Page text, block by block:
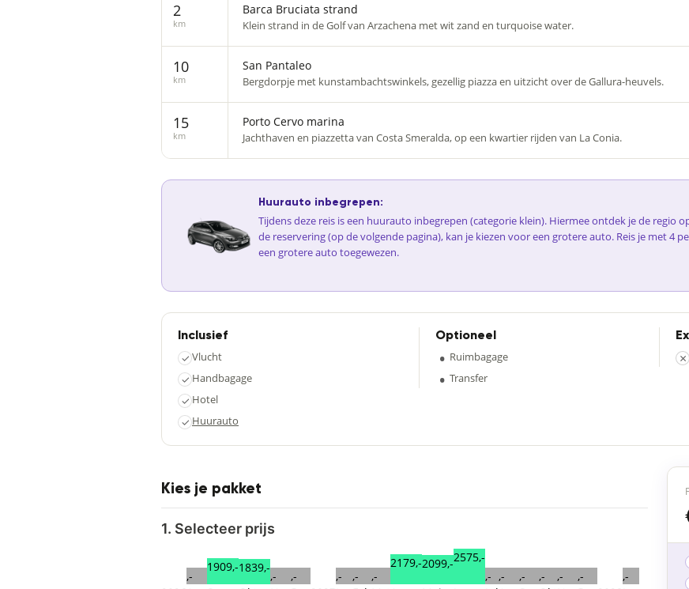
2
km
Barca Bruciata strand
Klein strand in de Golf van Arzachena met wit zand en turquoise water.
10
km
San Pantaleo
Bergdorpje met kunstambachtswinkels, gezellig piazza en uitzicht over de Gallura-heuvels.
15
km
Porto Cervo marina
Jachthaven en piazzetta van Costa Smeralda, op een kwartier rijden van La Conia.
Huurauto inbegrepen:
Tijdens deze reis is een huurauto inbegrepen (categorie klein). Hiermee ontdek je de regio
de reservering (op de volgende pagina), kan je kiezen voor een grotere auto. Reis je met 4
een grotere auto toegewezen.
Inclusief
✓Vlucht
✓ Handbagage
✓ Hotel
✓ Huurauto
Optioneel
• Ruimbagage
• Transfer
×
Kies je pakket
1. Selecteer prijs
,-
1909,-1839,-
,-
,-
,-
,-
,-
2179,-2099,-2575,-
,- ,-
,-
,-
,-
,-
,-